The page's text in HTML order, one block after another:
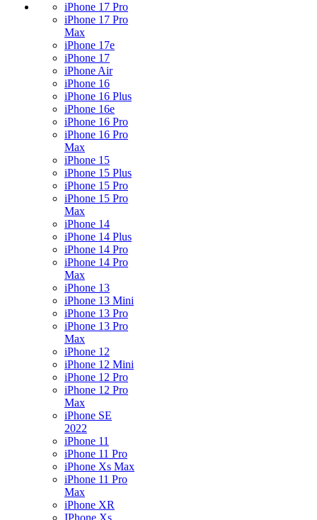
iPhone 17 Pro
iPhone 17 Pro
Max
iPhone 17e
iPhone 17
iPhone Air
iPhone 16
iPhone 16 Plus
iPhone 16e
iPhone 16 Pro
iPhone 16 Pro
Max
iPhone 15
iPhone 15 Plus
iPhone 15 Pro
iPhone 15 Pro
Max
iPhone 14
iPhone 14 Plus
iPhone 14 Pro
iPhone 14 Pro
Max
iPhone 13
iPhone 13 Mini
iPhone 13 Pro
iPhone 13 Pro
Max
iPhone 12
iPhone 12 Mini
iPhone 12 Pro
iPhone 12 Pro
Max
iPhone SE
2022
iPhone 11
iPhone 11 Pro
iPhone Xs Max
iPhone 11 Pro
Max
iPhone XR
IPhone Xs